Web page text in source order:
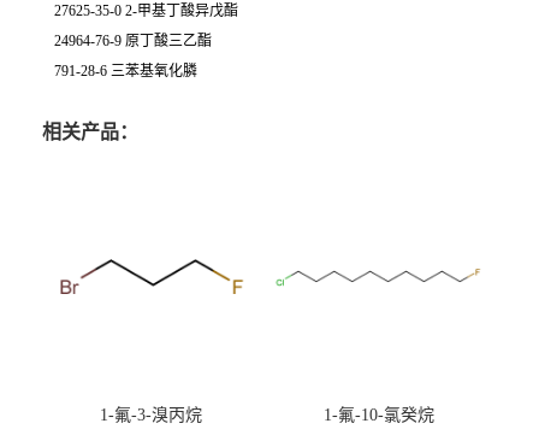
27625-35-0 2-甲基丁酸异戊酯
24964-76-9 原丁酸三乙酯
791-28-6 三苯基氧化膦
相关产品：
1-氟-3-溴丙烷 1-氟-10-氯癸烷